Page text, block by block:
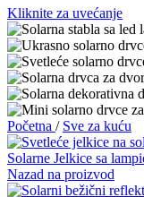
Kliknite za uvećanje
Početna / Sve za kuću
Solarne Jelkice sa
Nazad na proizvod